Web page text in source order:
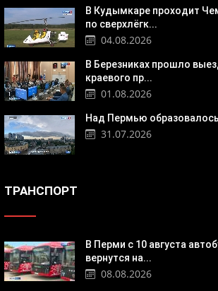
В Кудымкаре проходит
по сверхлёгк...
04.08.2026
В Березниках прошло
краевого пр...
01.08.2026
Над Пермью
31.07.2026
ТРАНСПОРТ
В Перми с 10 августа
вернутся на...
08.08.2026